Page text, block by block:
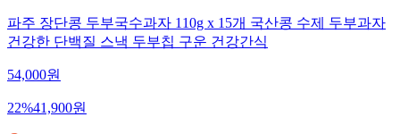
파주 장단콩 두부국수과자 110g x 15개 국산콩 수제 두부과자
건강한 단백질 스낵 두부칩 구운 건강간식
54,000원
22%41,900원